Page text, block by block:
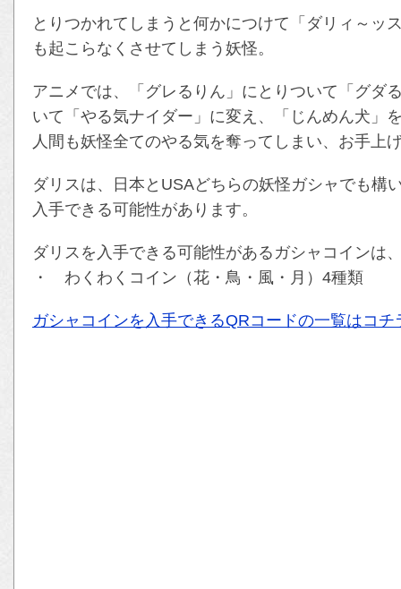
とりつかれてしまうと何かにつけて「ダリィ～ッ
も起こらなくさせてしまう妖怪。
アニメでは、「グレるりん」にとりついて「グダ
いて「やる気ナイダー」に変え、「じんめん犬」
人間も妖怪全てのやる気を奪ってしまい、お手上
ダリスは、日本とUSAどちらの妖怪ガシャでも構
入手できる可能性があります。
ダリスを入手できる可能性があるガシャコイン
・ わくわくコイン（花・鳥・風・月）4種類
ガシャコインを入手できるQRコードの一覧はコチ